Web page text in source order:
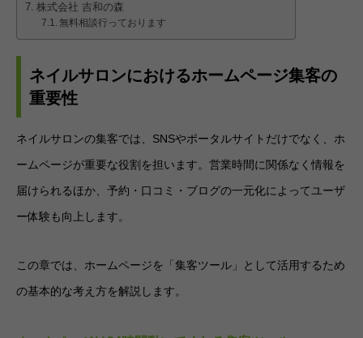
株式会社 吉和の森
無料相談行っております
ネイルサロンにおけるホームページ集客の
重要性
ネイルサロンの集客では、SNSやポータルサイトだけでなく、ホ
ームページが重要な役割を担います。営業時間に関係なく情報を
届けられるほか、予約・口コミ・ブログの一元化によってユーザ
ー体験も向上します。
この章では、ホームページを「集客ツール」として活用するため
の基本的な考え方を解説します。